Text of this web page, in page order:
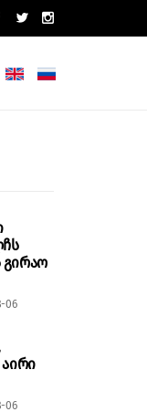
გირაო
06
06